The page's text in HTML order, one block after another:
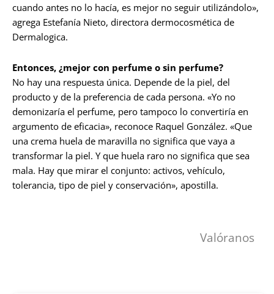
cuando antes no lo hacía, es mejor no seguir utilizándolo»,
agrega Estefanía Nieto, directora dermocosmética de
Dermalogica.
Entonces, ¿mejor con perfume o sin perfume?
No hay una respuesta única. Depende de la piel, del
producto y de la preferencia de cada persona. «Yo no
demonizaría el perfume, pero tampoco lo convertiría en
argumento de eficacia», reconoce Raquel González. «Que
una crema huela de maravilla no significa que vaya a
transformar la piel. Y que huela raro no significa que sea
mala. Hay que mirar el conjunto: activos, vehículo,
tolerancia, tipo de piel y conservación», apostilla.
Valóranos